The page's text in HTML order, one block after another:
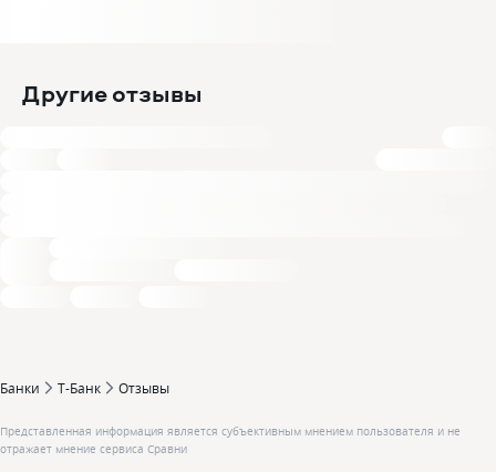
Другие отзывы
Банки Т-Банк Отзывы
Представленная информация является субъективным мнением пользователя и не
отражает мнение сервиса Сравни